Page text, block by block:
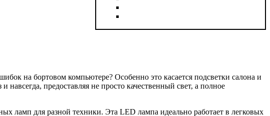
на бортовом компьютере? Особенно это касается подсветки салона и
предоставляя не просто качественный свет, а полное
ламп для разной техники. Эта LED лампа идеально работает в легковых